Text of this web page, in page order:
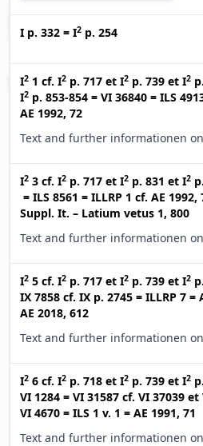
I p. 332 = I2 p. 254
I2 1 cf. I2 p. 717 et I2 p. 739 et I2
I2 p. 853-854 = VI 36840 = ILS
AE 1992, 72
Text and further informationen on
I2 3 cf. I2 p. 717 et I2 p. 831 et I2
= ILS 8561 = ILLRP 1 cf. AE 1992,
Suppl. It. – Latium vetus 1, 800
Text and further informationen on
I2 5 cf. I2 p. 717 et I2 p. 739 et I2
IX 7858 cf. IX p. 2745 = ILLRP 7 =
AE 2018, 612
Text and further informationen on
I2 6 cf. I2 p. 718 et I2 p. 739 et I2
VI 1284 = VI 31587 cf. VI 37039 et
VI 4670 = ILS 1 v. 1 = AE 1991, 71
Text and further informationen on